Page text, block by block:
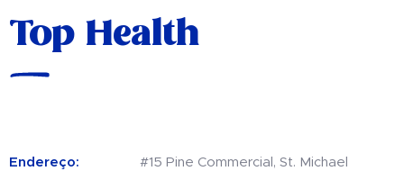
Top Health
Endereço: #15 Pine Commercial, St. Michael